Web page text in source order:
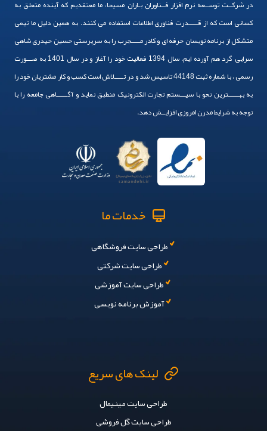
در شرکــت توســعه نرم افزار فــناوران بـاران مسیحا، ما معتقدیم که آینده متعلق به
کسانی است که از قـــــدرت فناوری اطلاعات استفاده می کنند. به همین دلیل ما تیمی
متشکل از برنامه نویسان حرفه ای و کادر مـــــجرب را به سرپرستی حسین حیدری شاهی
سرایی گرد هم آورده ایم. سال 1394 فعالیت خود را آغاز و در سال 1401 به صـــورت
رسمی ، با شماره ثبت 44148 تاسیس شد و در تـــــلاش است کسب و کار مشتریان خود را
به بهــــــترین نحو با سیـــستم تجارت الکترونیک منطبق نماید و آگــــــاهی جامعه را با
توجه به شرایط مدرن امروزی افزایــش دهد.
خدمات ما
طراحی سایت فروشگاهی
طراحی سایت شرکتی
طراحی سایت آموزشی
آموزش برنامه نویسی
لینک های سریع
طراحی سایت مینیمال
طراحی سایت گل فروشی